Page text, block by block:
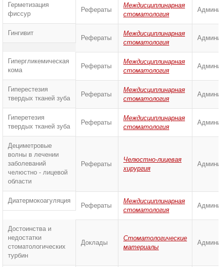
Герметизация
фиссур
Рефераты
Междисциплинарная
стоматология
Гингивит
Рефераты
Междисциплинарная
стоматология
Гипергликемическая
кома
Рефераты
Междисциплинарная
стоматология
Гиперестезия
твердых тканей зуба
Рефераты
Междисциплинарная
стоматология
Гиперетезия
твердых тканей зуба
Рефераты
Междисциплинарная
стоматология
Дециметровые
волны в лечении
заболеваний
челюстно - лицевой
области
Рефераты
Челюстно-лицевая
хирургия
Диатермокоагуляция
Рефераты
Междисциплинарная
стоматология
Достоинства и
недостатки
стоматологических
турбин
Доклады
Стоматологические
материалы